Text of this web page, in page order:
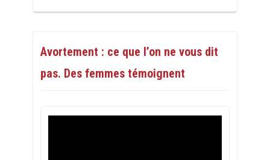
Avortement : ce que l’on ne vous dit
pas. Des femmes témoignent